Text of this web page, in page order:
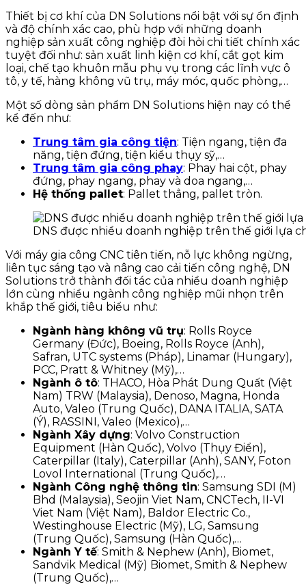
Thiết bị cơ khí của DN Solutions nổi bật với sự ổn định
và độ chính xác cao, phù hợp với những doanh
nghiệp sản xuất công nghiệp đòi hỏi chi tiết chính xác
tuyệt đối như: sản xuất linh kiện cơ khí, cắt gọt kim
loại, chế tạo khuôn mẫu phụ vụ trong các lĩnh vực ô
tô, y tế, hàng không vũ trụ, máy móc, quốc phòng,…
Một số dòng sản phẩm DN Solutions hiện nay có thể
kể đến như:
Trung tâm gia công tiện: Tiện ngang, tiện đa
năng, tiện đứng, tiện kiểu thụy sỹ,…
Trung tâm gia công phay: Phay hai cột, phay
đứng, phay ngang, phay và doa ngang,…
Hệ thống pallet: Pallet thẳng, pallet tròn.
DNS được nhiều doanh nghiệp trên thế giới lựa
Với máy gia công CNC tiên tiến, nỗ lực không ngừng,
liên tục sáng tạo và nâng cao cải tiến công nghệ, DN
Solutions trở thành đối tác của nhiều doanh nghiệp
lớn cùng nhiều ngành công nghiệp mũi nhọn trên
khắp thế giới, tiêu biểu như:
Ngành hàng không vũ trụ: Rolls Royce
Germany (Đức), Boeing, Rolls Royce (Anh),
Safran, UTC systems (Pháp), Linamar (Hungary),
PCC, Pratt & Whitney (Mỹ),…
Ngành ô tô: THACO, Hòa Phát Dung Quất (Việt
Nam) TRW (Malaysia), Denoso, Magna, Honda
Auto, Valeo (Trung Quốc), DANA ITALIA, SATA
(Ý), RASSINI, Valeo (Mexico),…
Ngành Xây dựng: Volvo Construction
Equipment (Hàn Quốc), Volvo (Thụy Điển),
Caterpillar (Italy), Caterpillar (Anh), SANY, Foton
Lovol International (Trung Quốc),…
Ngành Công nghệ thông tin: Samsung SDI (M)
Bhd (Malaysia), Seojin Viet Nam, CNCTech, II-VI
Viet Nam (Việt Nam), Baldor Electric Co.,
Westinghouse Electric (Mỹ), LG, Samsung
(Trung Quốc), Samsung (Hàn Quốc),…
Ngành Y tế: Smith & Nephew (Anh), Biomet,
Sandvik Medical (Mỹ) Biomet, Smith & Nephew
(Trung Quốc),…